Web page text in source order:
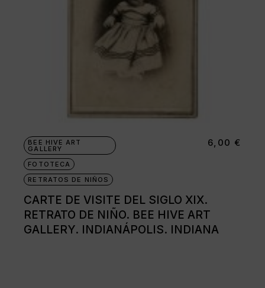
BEE HIVE ART
GALLERY
FOTOTECA
RETRATOS DE NIÑOS
CARTE DE VISITE DEL SIGLO XIX.
RETRATO DE NIÑO. BEE HIVE ART
GALLERY. INDIANÁPOLIS. INDIANA
6,00 €